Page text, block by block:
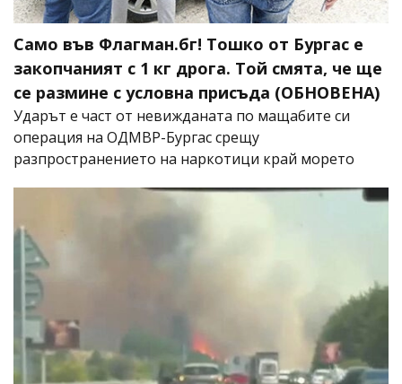
Само във Флагман.бг! Тошко от Бургас е
закопчаният с 1 кг дрога. Той смята, че ще
се размине с условна присъда (ОБНОВЕНА)
Ударът е част от невижданата по мащабите си
операция на ОДМВР-Бургас срещу
разпространението на наркотици край морето